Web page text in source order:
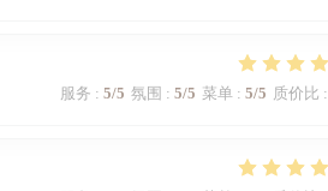
服务 : 5/5 氛围 : 5/5 菜单: 5/5 质价比 :